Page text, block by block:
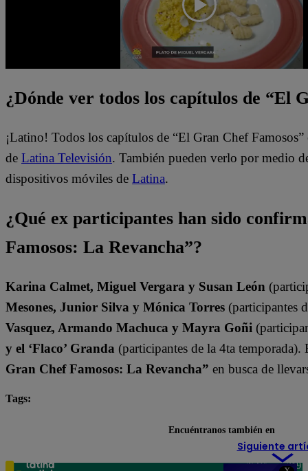
¿Dónde ver todos los capítulos de “El
¡Latino! Todos los capítulos de “El Gran Chef
de Latina Televisión. También pueden verlo por medio
dispositivos móviles de Latina.
¿Qué ex participantes han sido
Famosos: La Revancha”?
Karina Calmet, Miguel Vergara y Susan León
Mesones, Junior Silva y Mónica Torres (participantes
Vasquez, Armando Machuca y Mayra Goñi
y el ‘Flaco’ Granda (participantes de la 4ta temporada).
Gran Chef Famosos: La Revancha” en busca de
Tags:
Siguiente
Encuéntranos también en
Teléfono: 219